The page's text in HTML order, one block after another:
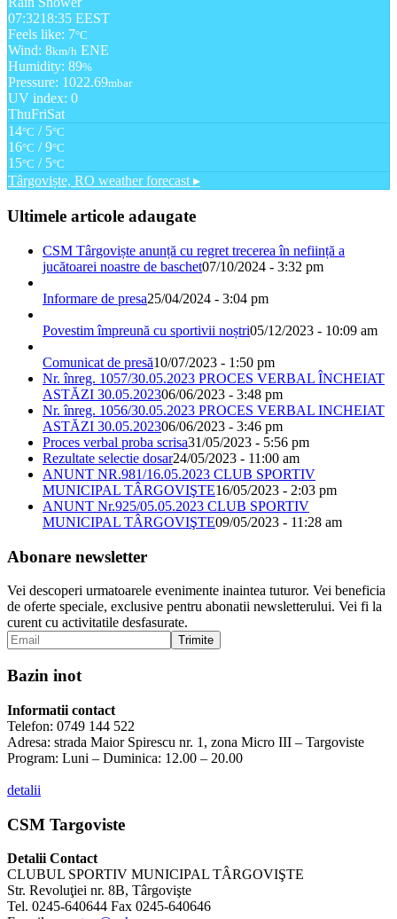
07:3218:35 EEST
Feels like: 7°C
Wind: 8km/h ENE
Humidity: 89%
Pressure: 1022.69mbar
UV index: 0
ThuFriSat
14°C / 5°C
16°C / 9°C
15°C / 5°C
Târgoviște, RO weather forecast ▸
Ultimele articole adaugate
CSM Târgoviște anunță cu regret trecerea în neființă a
jucătoarei noastre de baschet07/10/2024 - 3:32 pm
Informare de presa25/04/2024 - 3:04 pm
Povestim împreună cu sportivii noștri05/12/2023 - 10:09 am
Comunicat de presă10/07/2023 - 1:50 pm
Nr. înreg. 1057/30.05.2023 PROCES VERBAL ÎNCHEIAT
ASTĂZI 30.05.202306/06/2023 - 3:48 pm
Nr. înreg. 1056/30.05.2023 PROCES VERBAL INCHEIAT
ASTĂZI 30.05.202306/06/2023 - 3:46 pm
Proces verbal proba scrisa31/05/2023 - 5:56 pm
Rezultate selectie dosar24/05/2023 - 11:00 am
ANUNT NR.981/16.05.2023 CLUB SPORTIV
MUNICIPAL TÂRGOVIŞTE16/05/2023 - 2:03 pm
ANUNT Nr.925/05.05.2023 CLUB SPORTIV
MUNICIPAL TÂRGOVIŞTE09/05/2023 - 11:28 am
Abonare newsletter
Vei descoperi urmatoarele evenimente inaintea tuturor. Vei beneficia
de oferte speciale, exclusive pentru abonatii newsletterului. Vei fi la
curent cu activitatile desfasurate.
Bazin inot
Informatii contact
Telefon: 0749 144 522
Adresa: strada Maior Spirescu nr. 1, zona Micro III – Targoviste
Program: Luni – Duminica: 12.00 – 20.00
detalii
CSM Targoviste
Detalii Contact
CLUBUL SPORTIV MUNICIPAL TÂRGOVIŞTE
Str. Revoluţiei nr. 8B, Târgovişte
Tel. 0245-640644 Fax 0245-640646